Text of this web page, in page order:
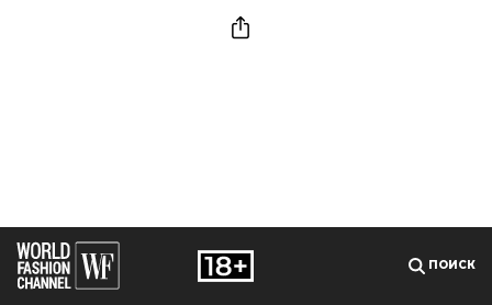
ПОИСК